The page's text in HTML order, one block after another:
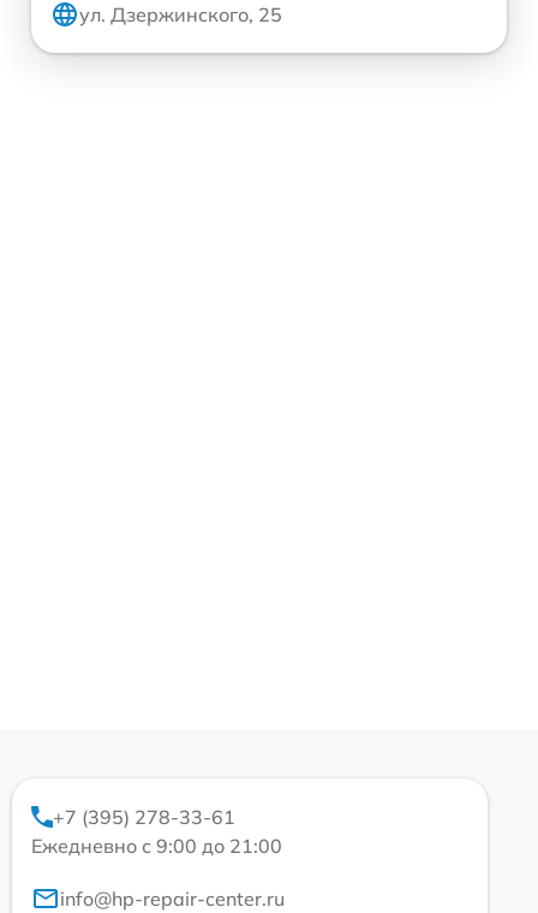
ул. Дзержинского, 25
+7 (395) 278-33-61
Ежедневно с 9:00 до 21:00
info@hp-repair-center.ru